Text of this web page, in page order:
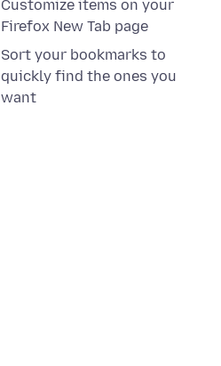
Customize items on your
Firefox New Tab page
Sort your bookmarks to
quickly find the ones you
want